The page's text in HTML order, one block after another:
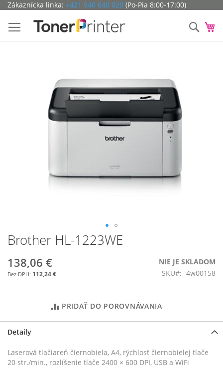
Preskočiť
obsah
Zákaznícka linka: +421 940 640 020 (Po-Pia 8:00-17:00)
Brother HL-1223WE
138,06 €
112,24 €
NIE JE SKLADOM
SKU
4w00158
PRIDAŤ DO POROVNÁVANIA
Preskočiť
na
začiatok
galérie
obrázkov
Detaily
Laserová tlačiareň čiernobiela, A4, rýchlosť čiernobielej tlače
20 str./min., rozlíšenie tlače 2400 × 600 DPI, USB a WiFi